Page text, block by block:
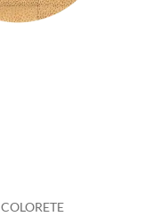
COLORETE